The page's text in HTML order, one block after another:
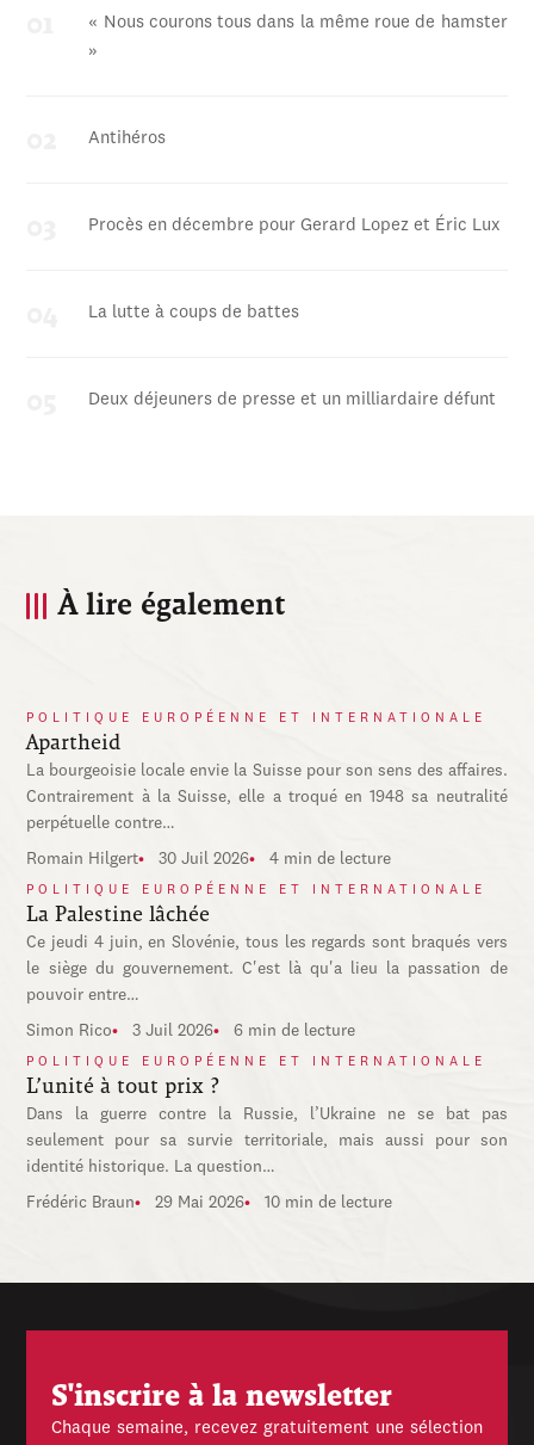
« Nous courons tous dans la même roue de hamster
»
Antihéros
Procès en décembre pour Gerard Lopez et Éric Lux
La lutte à coups de battes
Deux déjeuners de presse et un milliardaire défunt
À lire également
POLITIQUE EUROPÉENNE ET INTERNATIONALE
Apartheid
La bourgeoisie locale envie la Suisse pour son sens des affaires.
Contrairement à la Suisse, elle a troqué en 1948 sa neutralité
perpétuelle contre…
Romain Hilgert 30 Juil 2026 4 min de lecture
POLITIQUE EUROPÉENNE ET INTERNATIONALE
La Palestine lâchée
Ce jeudi 4 juin, en Slovénie, tous les regards sont braqués vers
le siège du gouvernement. C'est là qu'a lieu la passation de
pouvoir entre…
Simon Rico 3 Juil 2026 6 min de lecture
POLITIQUE EUROPÉENNE ET INTERNATIONALE
L’unité à tout prix ?
Dans la guerre contre la Russie, l’Ukraine ne se bat pas
seulement pour sa survie territoriale, mais aussi pour son
identité historique. La question…
Frédéric Braun 29 Mai 2026 10 min de lecture
S'inscrire à la newsletter
Chaque semaine, recevez gratuitement une sélection